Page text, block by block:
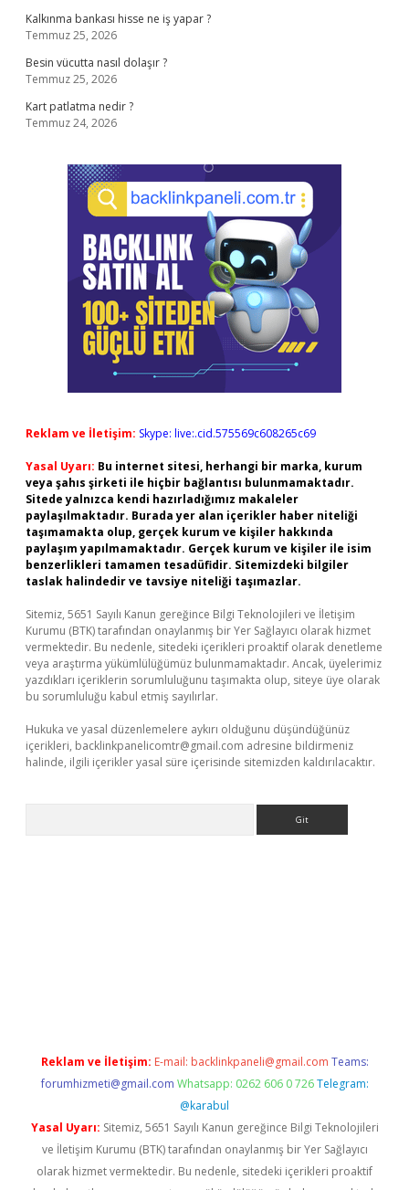
Kalkınma bankası hisse ne iş yapar ?
Temmuz 25, 2026
Besin vücutta nasıl dolaşır ?
Temmuz 25, 2026
Kart patlatma nedir ?
Temmuz 24, 2026
Reklam ve İletişim: Skype: live:.cid.575569c608265c69
Yasal Uyarı: Bu internet sitesi, herhangi bir marka, kurum
veya şahıs şirketi ile hiçbir bağlantısı bulunmamaktadır.
Sitede yalnızca kendi hazırladığımız makaleler
paylaşılmaktadır. Burada yer alan içerikler haber niteliği
taşımamakta olup, gerçek kurum ve kişiler hakkında
paylaşım yapılmamaktadır. Gerçek kurum ve kişiler ile isim
benzerlikleri tamamen tesadüfidir. Sitemizdeki bilgiler
taslak halindedir ve tavsiye niteliği taşımazlar.
Sitemiz, 5651 Sayılı Kanun gereğince Bilgi Teknolojileri ve İletişim
Kurumu (BTK) tarafından onaylanmış bir Yer Sağlayıcı olarak hizmet
vermektedir. Bu nedenle, sitedeki içerikleri proaktif olarak denetleme
veya araştırma yükümlülüğümüz bulunmamaktadır. Ancak, üyelerimiz
yazdıkları içeriklerin sorumluluğunu taşımakta olup, siteye üye olarak
bu sorumluluğu kabul etmiş sayılırlar.
Hukuka ve yasal düzenlemelere aykırı olduğunu düşündüğünüz
içerikleri, backlinkpanelicomtr@gmail.com adresine bildirmeniz
halinde, ilgili içerikler yasal süre içerisinde sitemizden kaldırılacaktır.
Reklam ve İletişim: E-mail: backlinkpaneli@gmail.com Teams:
forumhizmeti@gmail.com Whatsapp: 0262 606 0 726 Telegram:
@karabul
Yasal Uyarı: Sitemiz, 5651 Sayılı Kanun gereğince Bilgi Teknolojileri
ve İletişim Kurumu (BTK) tarafından onaylanmış bir Yer Sağlayıcı
olarak hizmet vermektedir. Bu nedenle, sitedeki içerikleri proaktif